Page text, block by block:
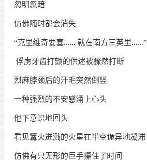
忽明忽暗
仿佛随时都会消失
“克里维奇要塞...... 就在南方三英里......”
俘虏牙齿打颤的供述被骤然打断
烈麻脖颈后的汗毛突然倒竖
一种强烈的不安感涌上心头
他下意识地回头
看见篝火迸溅的火星在半空诡异地凝滞
仿佛有只无形的巨手攥住了时间